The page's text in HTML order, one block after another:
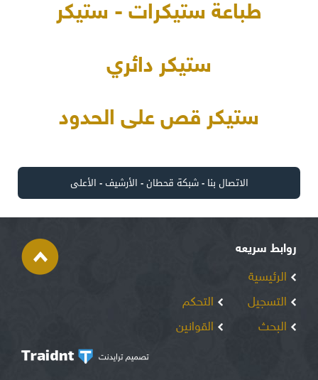
طباعة ستيكرات - ستيكر
ستيكر دائري
ستيكر قص على الحدود
الاتصال بنا -شبكة قحطان- الأرشيف- الأعلى
روابط سريعه
الرئيسية
التسجيل
البحث
التحكم
القوانين